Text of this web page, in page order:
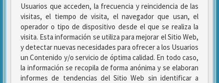
Usuarios que acceden, la frecuencia y reincidencia de las
visitas, el tiempo de visita, el navegador que usan, el
operador o tipo de dispositivo desde el que se realiza la
visita. Esta información se utiliza para mejorar el Sitio Web,
y detectar nuevas necesidades para ofrecer a los Usuarios
un Contenido y/o servicio de óptima calidad. En todo caso,
la información se recopila de forma anónima y se elaboran
informes de tendencias del Sitio Web sin identificar a